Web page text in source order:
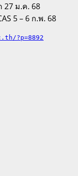
27 ม.ค. 68
5 – 6 ก.พ. 68
?p=8892